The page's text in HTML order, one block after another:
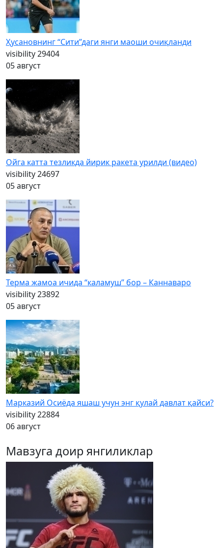
Ҳусановнинг “Сити”даги янги маоши очиқланди
visibility29404
05 август
Ойга катта тезликда йирик ракета урилди (видео)
visibility24697
05 август
Терма жамоа ичида “каламуш” бор – Каннаваро
visibility23892
05 август
Марказий Осиёда яшаш учун энг қулай давлат қайси?
visibility22884
06 август
Мавзуга доир янгиликлар